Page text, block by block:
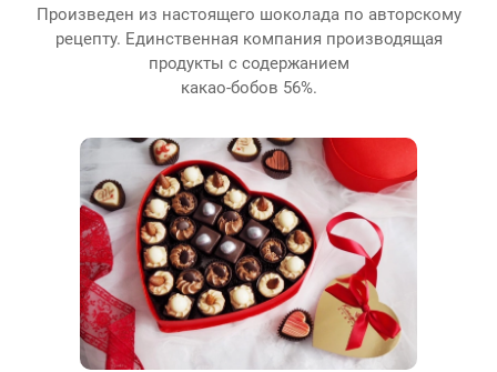
Произведен из настоящего шоколада по авторскому
рецепту. Единственная компания производящая
продукты с содержанием
какао-бобов 56%.